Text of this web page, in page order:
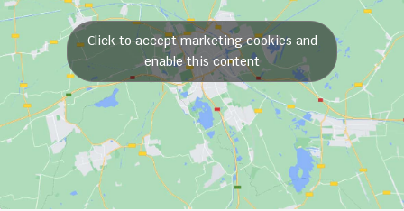
Click to accept marketing cookies and
enable this content